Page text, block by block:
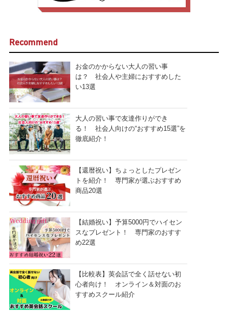
Recommend
お金のかからない大人の習い事
は？ 社会人や主婦におすすめした
い13選
大人の習い事で友達作りができ
る！ 社会人向けの“おすすめ15選”を
徹底紹介！
【還暦祝い】ちょっとしたプレゼン
トを紹介！ 専門家が選ぶおすすめ
商品20選
【結婚祝い】予算5000円でハイセン
スなプレゼント！ 専門家のおすす
め22選
【比較表】英会話で全く話せない初
心者向け！ オンライン＆対面のお
すすめスクール紹介